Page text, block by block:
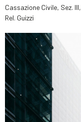
Cassazione Civile, Sez.
Rel. Guizzi